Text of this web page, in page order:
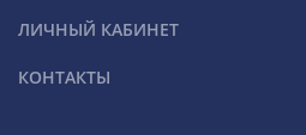
ЛИЧНЫЙ КАБИНЕТ
КОНТАКТЫ